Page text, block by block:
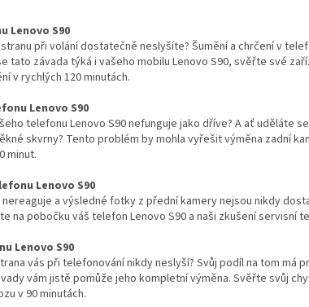
Lenovo S90
při volání dostatečně neslyšíte? Šumění a chrčení v
tato závada týká i vašeho mobilu Lenovo S90, svěřte své
v rychlých 120 minutách.
Lenovo S90
telefonu Lenovo S90 nefunguje jako dříve? A ať uděláte
skvrny? Tento problém by mohla vyřešit výměna zadní
minut.
Lenovo S90
a výsledné fotky z přední kamery nejsou nikdy
na pobočku váš telefon Lenovo S90 a naši zkušení servisní
Lenovo S90
vás při telefonování nikdy neslyší? Svůj podíl na tom má
vám jistě pomůže jeho kompletní výměna. Svěřte svůj
v 90 minutách.